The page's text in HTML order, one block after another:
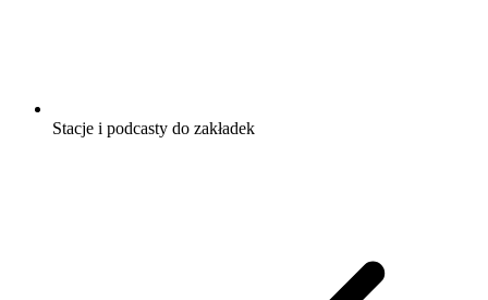
Stacje i podcasty do zakładek